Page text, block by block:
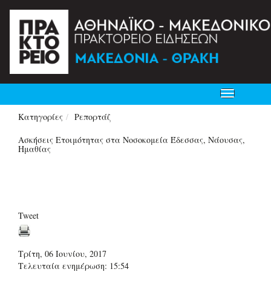
Toggle
navigation
Κατηγορίες
Ρεπορτάζ
Ασκήσεις Ετοιμότητας στα Νοσοκομεία Έδεσσας, Νάουσας,
Ημαθίας
Tweet
Τρίτη, 06 Ιουνίου, 2017
Τελευταία ενημέρωση: 15:54